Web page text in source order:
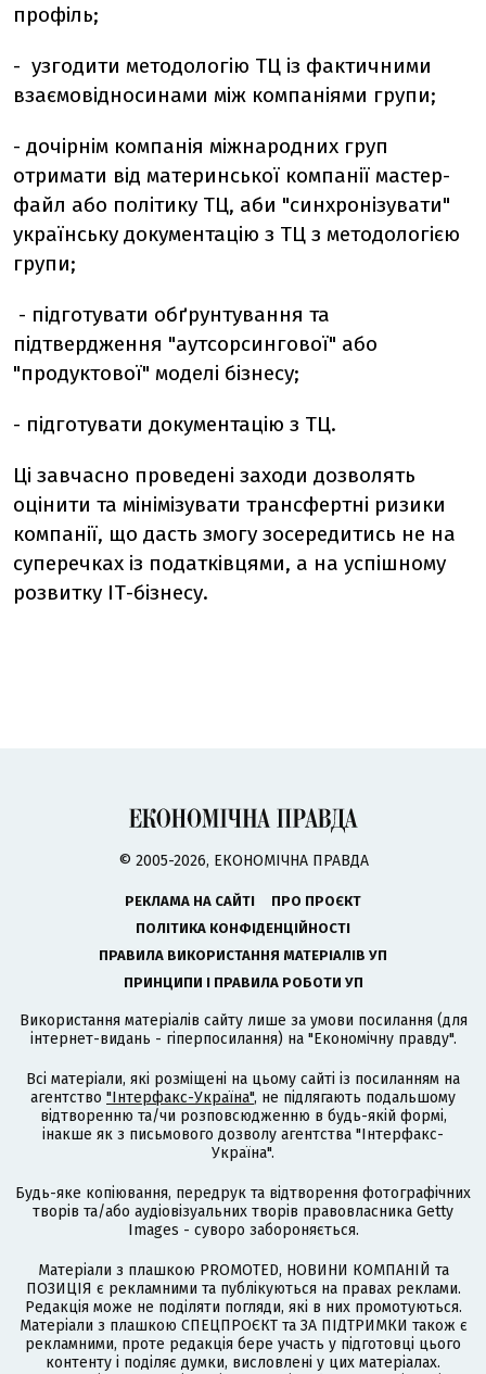
профіль;
- узгодити методологію ТЦ із фактичними
взаємовідносинами між компаніями групи;
- дочірнім компанія міжнародних груп
отримати від материнської компанії мастер-
файл або політику ТЦ, аби "синхронізувати"
українську документацію з ТЦ з методологією
групи;
- підготувати обґрунтування та
підтвердження "аутсорсингової" або
"продуктової" моделі бізнесу;
- підготувати документацію з ТЦ.
Ці завчасно проведені заходи дозволять
оцінити та мінімізувати трансфертні ризики
компанії, що дасть змогу зосередитись не на
суперечках із податківцями, а на успішному
розвитку ІТ-бізнесу.
© 2005-2026, ЕКОНОМІЧНА ПРАВДА
РЕКЛАМА НА САЙТІ
ПРО ПРОЄКТ
ПОЛІТИКА КОНФІДЕНЦІЙНОСТІ
ПРАВИЛА ВИКОРИСТАННЯ МАТЕРІАЛІВ УП
ПРИНЦИПИ І ПРАВИЛА РОБОТИ УП
Використання матеріалів сайту лише за умови посилання (для
інтернет-видань - гіперпосилання) на "Економічну правду".
Всі матеріали, які розміщені на цьому сайті із посиланням на
агентство "Інтерфакс-Україна", не підлягають подальшому
відтворенню та/чи розповсюдженню в будь-якій формі,
інакше як з письмового дозволу агентства "Інтерфакс-
Україна".
Будь-яке копіювання, передрук та відтворення фотографічних
творів та/або аудіовізуальних творів правовласника Getty
Images - суворо забороняється.
Матеріали з плашкою PROMOTED, НОВИНИ КОМПАНІЙ та
ПОЗИЦІЯ є рекламними та публікуються на правах реклами.
Редакція може не поділяти погляди, які в них промотуються.
Матеріали з плашкою СПЕЦПРОЄКТ та ЗА ПІДТРИМКИ також є
рекламними, проте редакція бере участь у підготовці цього
контенту і поділяє думки, висловлені у цих матеріалах.